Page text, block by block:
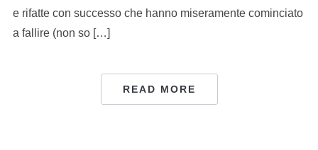
e rifatte con successo che hanno miseramente cominciato
a fallire (non so […]
READ MORE